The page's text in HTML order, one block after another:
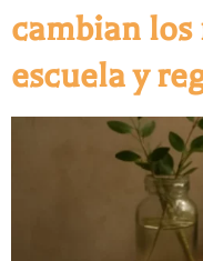
cambian
escuela y